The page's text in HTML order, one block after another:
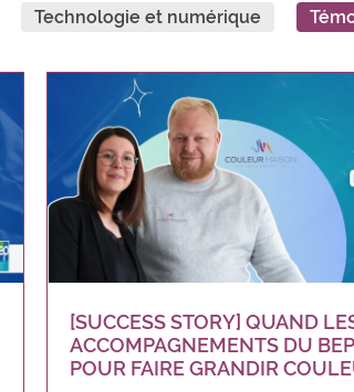
Technologie et numérique
[SUCCESS STORY] QUAND
ACCOMPAGNEMENTS DU
POUR FAIRE GRANDIR